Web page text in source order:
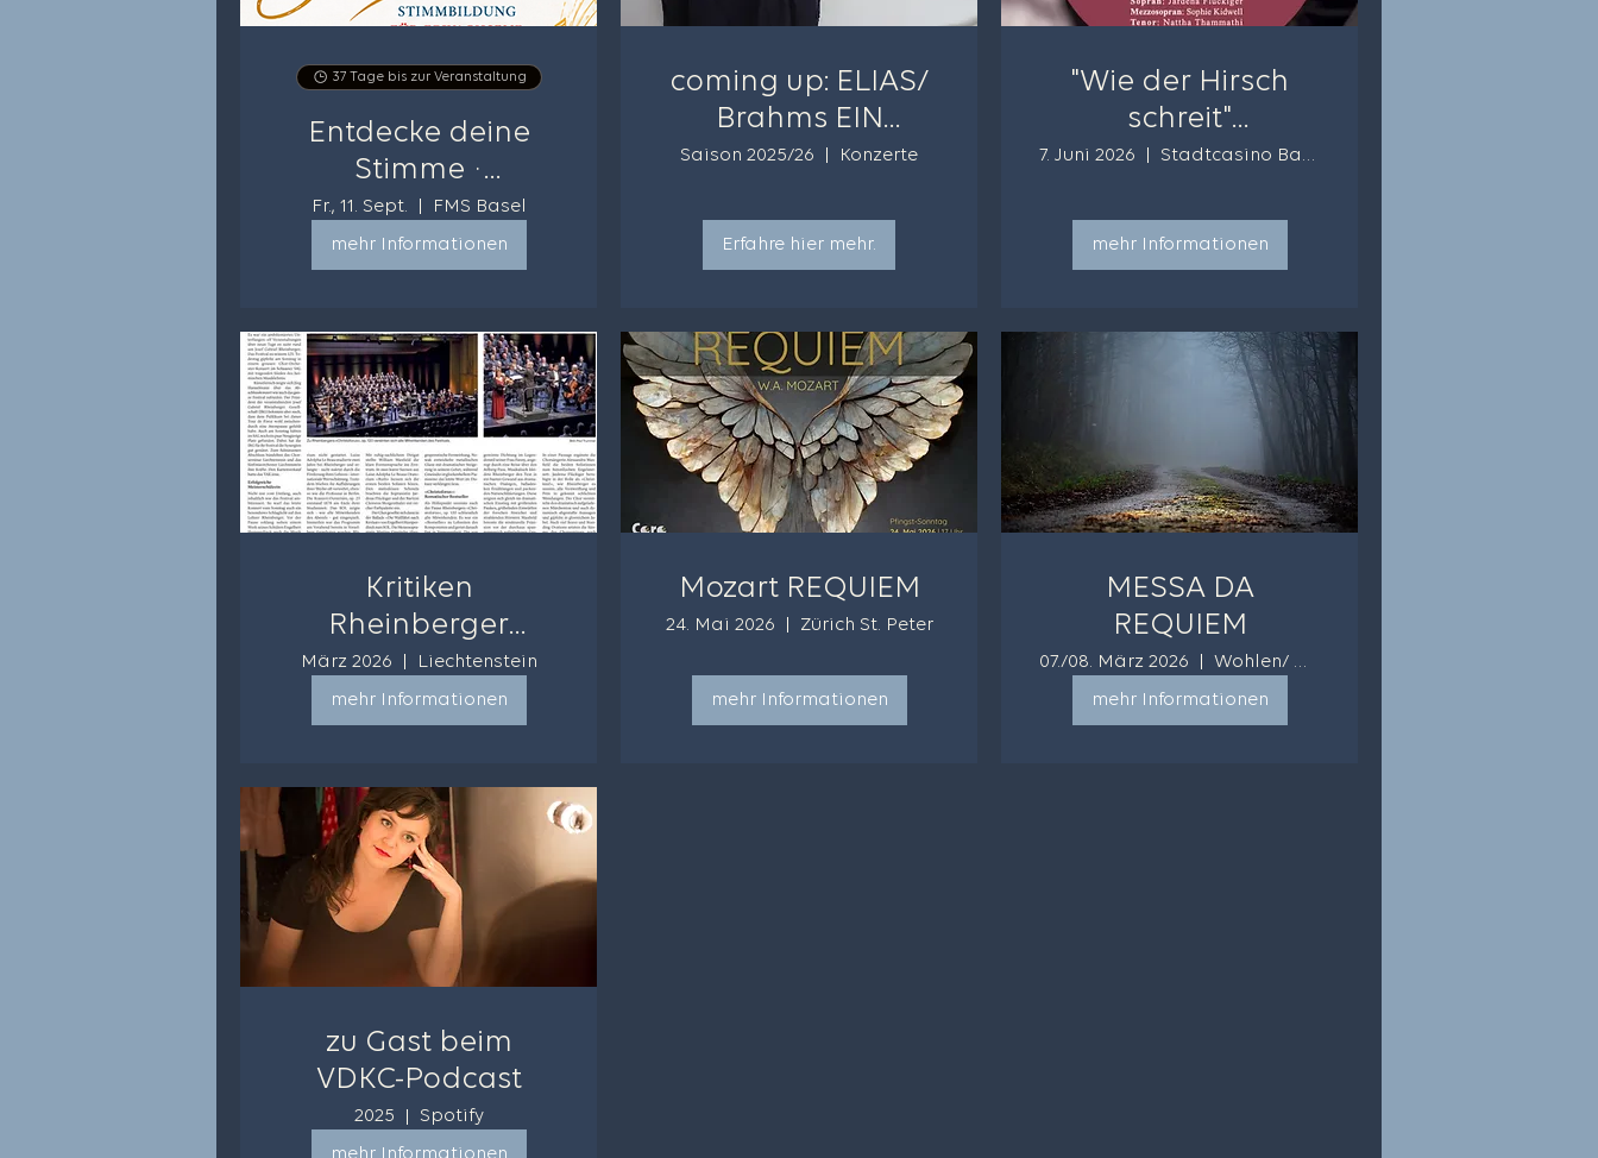
37 Tage bis zur Veranstaltung
Entdecke deine
Stimme ·
Stimmbildung für
Erwachsene
Fr., 11. Sept.
FMS Basel
mehr Informationen
coming up: ELIAS/
Brahms EIN
DEUTSCHES
Saison 2025/26 Konzerte
Erfahre hier mehr.
"Wie der Hirsch
schreit"
Mendelssohn/
7. Juni 2026 Stadtcasino Basel
mehr Informationen
Kritiken
Rheinberger
Festival 2026
März 2026
Liechtenstein
mehr Informationen
Mozart REQUIEM
24. Mai 2026 Zürich St. Peter
mehr Informationen
MESSA DA
REQUIEM
07./08. März 2026
Wohlen/ Möriken
mehr Informationen
zu Gast beim
VDKC-Podcast
2025
Spotify